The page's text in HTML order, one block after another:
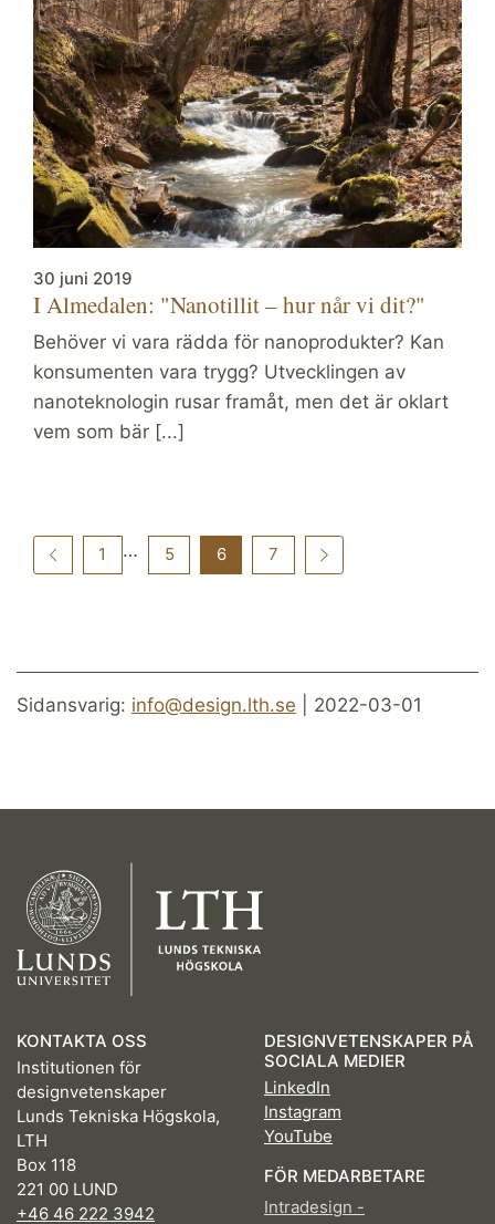
30 juni 2019
I Almedalen: "Nanotillit – hur når vi dit?"
Behöver vi vara rädda för nanoprodukter? Kan
konsumenten vara trygg? Utvecklingen av
nanoteknologin rusar framåt, men det är oklart
vem som bär [...]
1 … 5 6 7
Sidansvarig: info@design.lth.se | 2022-03-01
KONTAKTA OSS
Institutionen för
designvetenskaper
Lunds Tekniska Högskola,
LTH
Box 118
221 00 LUND
+46 46 222 3942
DESIGNVETENSKAPER PÅ
SOCIALA MEDIER
LinkedIn
Instagram
YouTube
FÖR MEDARBETARE
Intradesign -